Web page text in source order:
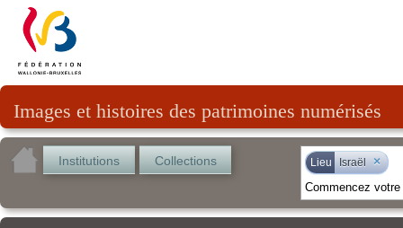
Images et histoires des patrimoines numérisés
Institutions Collections Lieu Israël ×